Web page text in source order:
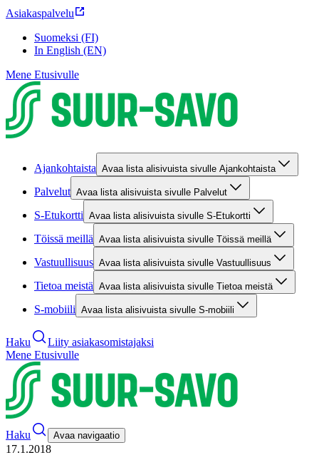
Asiakaspalvelu
Suomeksi (FI)
In English (EN)
Mene Etusivulle
Ajankohtaista Avaa lista alisivuista sivulle Ajankohtaista
Palvelut Avaa lista alisivuista sivulle Palvelut
S-Etukortti Avaa lista alisivuista sivulle S-Etukortti
Töissä meillä Avaa lista alisivuista sivulle Töissä meillä
Vastuullisuus Avaa lista alisivuista sivulle Vastuullisuus
Tietoa meistä Avaa lista alisivuista sivulle Tietoa meistä
S-mobiili Avaa lista alisivuista sivulle S-mobiili
Haku
Liity asiakasomistajaksi
Mene Etusivulle
Haku Avaa navigaatio
17.1.2018